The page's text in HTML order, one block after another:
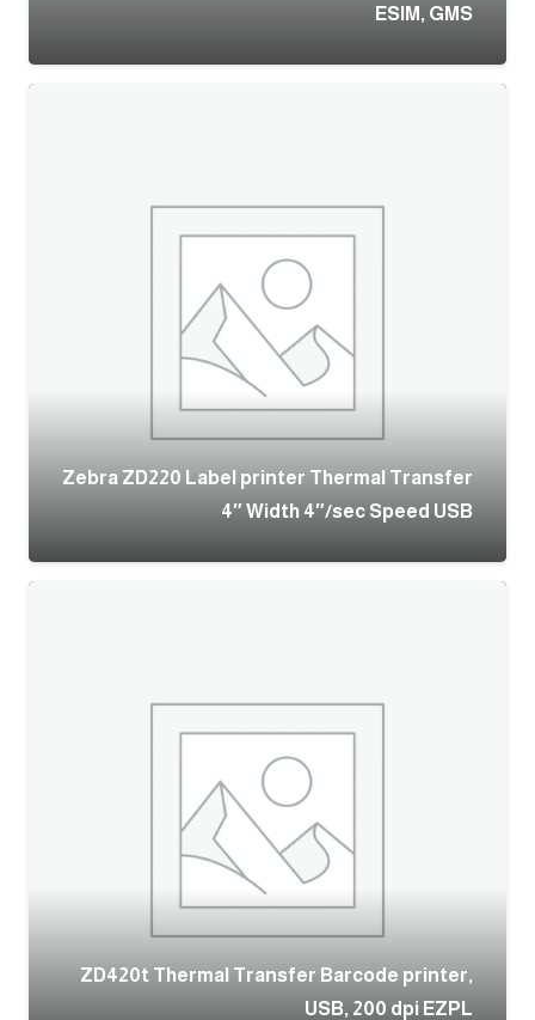
ESIM, GMS
Zebra ZD220 Label printer Thermal Transfer
4″ Width 4″/sec Speed USB
ZD420t Thermal Transfer Barcode printer,
USB, 200 dpi EZPL